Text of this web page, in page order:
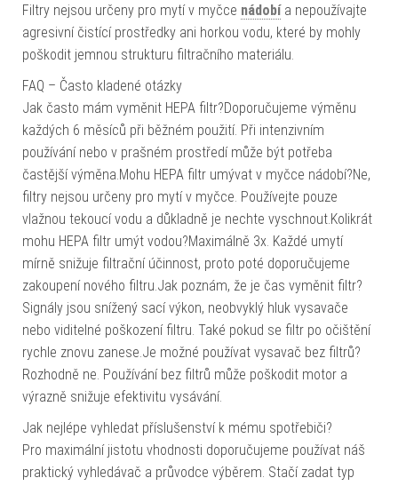
Filtry nejsou určeny pro mytí v myčce nádobía nepoužívajte
agresivní čistící prostředky ani horkou vodu, které by mohly
poškodit jemnou strukturu filtračního materiálu.
FAQ – Často kladené otázky
Jak často mám vyměnit HEPA filtr?Doporučujeme výměnu
každých 6 měsíců při běžném použití. Při intenzivním
používání nebo v prašném prostředí může být potřeba
častější výměna.Mohu HEPA filtr umývat v myčce nádobí?Ne,
filtry nejsou určeny pro mytí v myčce. Používejte pouze
vlažnou tekoucí vodu a důkladně je nechte vyschnout.Kolikrát
mohu HEPA filtr umýt vodou?Maximálně 3x. Každé umytí
mírně snižuje filtrační účinnost, proto poté doporučujeme
zakoupení nového filtru.Jak poznám, že je čas vyměnit filtr?
Signály jsou snížený sací výkon, neobvyklý hluk vysavače
nebo viditelné poškození filtru. Také pokud se filtr po očištění
rychle znovu zanese.Je možné používat vysavač bez filtrů?
Rozhodně ne. Používání bez filtrů může poškodit motor a
výrazně snižuje efektivitu vysávání.
Jak nejlépe vyhledat příslušenství k mému spotřebiči?
Pro maximální jistotu vhodnosti doporučujeme používat náš
praktický vyhledávač a průvodce výběrem. Stačí zadat typ